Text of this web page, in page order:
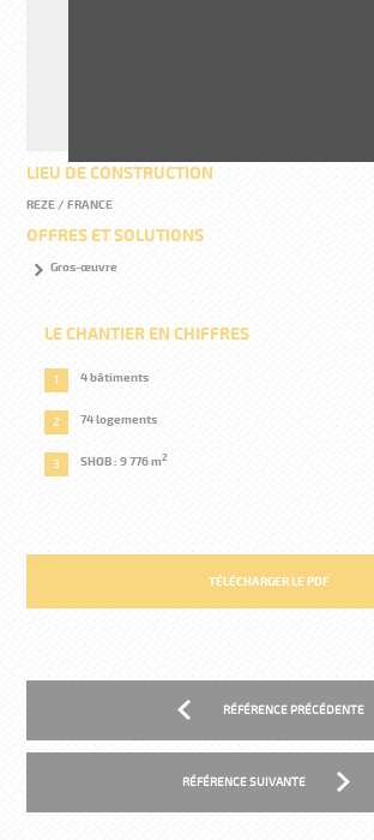
LIEU DE CONSTRUCTION
REZE / FRANCE
OFFRES ET SOLUTIONS
Gros-œuvre
LE CHANTIER EN CHIFFRES
4 bâtiments
74 logements
SHOB : 9 776 m2
TÉLÉCHARGER LE PDF
RÉFÉRENCE PRÉCÉDENTE
RÉFÉRENCE SUIVANTE